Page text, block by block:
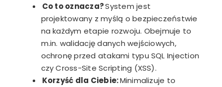
Co to oznacza?System jest
projektowany z myślą o bezpieczeństwie
na każdym etapie rozwoju. Obejmuje to
m.in. walidację danych wejściowych,
ochronę przed atakami typu SQL Injection
czy Cross-Site Scripting (XSS).
Korzyść dla Ciebie:Minimalizuje to